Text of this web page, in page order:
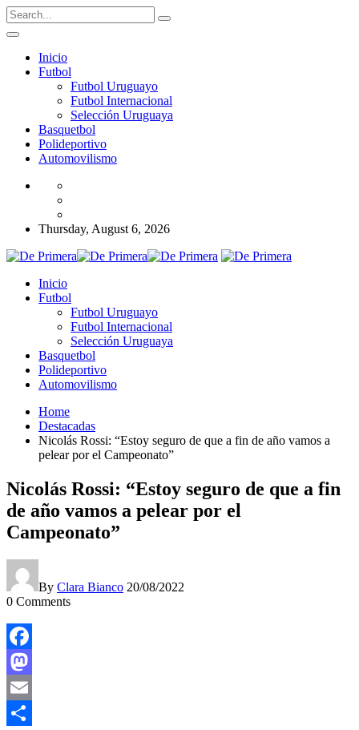
Inicio
Futbol
Futbol Uruguayo
Futbol Internacional
Selección Uruguaya
Basquetbol
Polideportivo
Automovilismo
Thursday, August 6, 2026
Inicio
Futbol
Futbol Uruguayo
Futbol Internacional
Selección Uruguaya
Basquetbol
Polideportivo
Automovilismo
Home
Destacadas
Nicolás Rossi: “Estoy seguro de que a fin de año vamos a
pelear por el Campeonato”
Nicolás Rossi: “Estoy seguro de que a fin
de año vamos a pelear por el
Campeonato”
By Clara Bianco 20/08/2022
0 Comments
Facebook
Mastodon
Email